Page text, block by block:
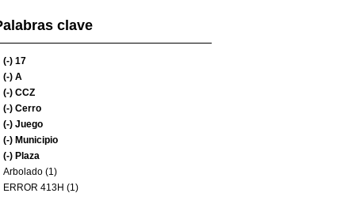
clave
(-) 17
(-) A
(-) CCZ
(-) Cerro
(-) Juego
(-) Municipio
(-) Plaza
Arbolado (1)
ERROR 413H (1)